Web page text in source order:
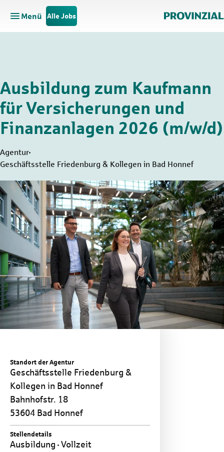
Zum Hauptinhalt springen
Zur Navigation springen
Menü
Hauptnavigation öffnen
Alle Jobs
Ausbildung zum Kaufmann
für Versicherungen und
Finanzanlagen 2026 (m/w/d)
Agentur
Geschäftsstelle Friedenburg & Kollegen in Bad Honnef
Standort der Agentur
Geschäftsstelle Friedenburg &
Kollegen in Bad Honnef
Bahnhofstr. 18
53604 Bad Honnef
Stellendetails
Ausbildung Vollzeit